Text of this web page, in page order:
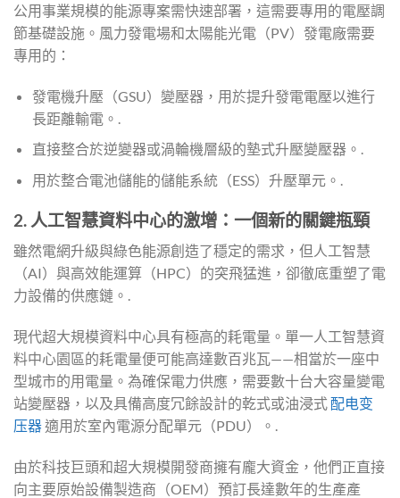
公用事業規模的能源專案需快速部署，這需要專用的電壓調
節基礎設施。風力發電場和太陽能光電（PV）發電廠需要
專用的：
發電機升壓（GSU）變壓器，用於提升發電電壓以進行
長距離輸電。.
直接整合於逆變器或渦輪機層級的墊式升壓變壓器。.
用於整合電池儲能的儲能系統（ESS）升壓單元。.
2. 人工智慧資料中心的激增：一個新的關鍵瓶頸
雖然電網升級與綠色能源創造了穩定的需求，但人工智慧
（AI）與高效能運算（HPC）的突飛猛進，卻徹底重塑了電
力設備的供應鏈。.
現代超大規模資料中心具有極高的耗電量。單一人工智慧資
料中心園區的耗電量便可能高達數百兆瓦——相當於一座中
型城市的用電量。為確保電力供應，需要數十台大容量變電
站變壓器，以及具備高度冗餘設計的乾式或油浸式配电变
压器適用於室內電源分配單元（PDU）。.
由於科技巨頭和超大規模開發商擁有龐大資金，他們正直接
向主要原始設備製造商（OEM）預訂長達數年的生產產